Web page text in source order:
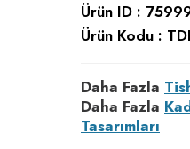
Ürün ID :
Ürün Kodu :
Daha Fazla
Daha Fazla
Tasarımları